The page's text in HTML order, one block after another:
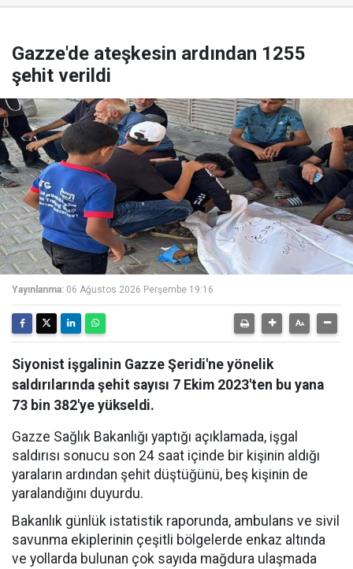
Gazze'de ateşkesin ardından 1255
şehit verildi
Yayınlanma: 06 Ağustos 2026 Perşembe 19:16
Siyonist işgalinin Gazze Şeridi'ne yönelik
saldırılarında şehit sayısı 7 Ekim 2023'ten bu yana
73 bin 382'ye yükseldi.
Gazze Sağlık Bakanlığı yaptığı açıklamada, işgal
saldırısı sonucu son 24 saat içinde bir kişinin aldığı
yaraların ardından şehit düştüğünü, beş kişinin de
yaralandığını duyurdu.
Bakanlık günlük istatistik raporunda, ambulans ve sivil
savunma ekiplerinin çeşitli bölgelerde enkaz altında
ve yollarda bulunan çok sayıda mağdura ulaşmada